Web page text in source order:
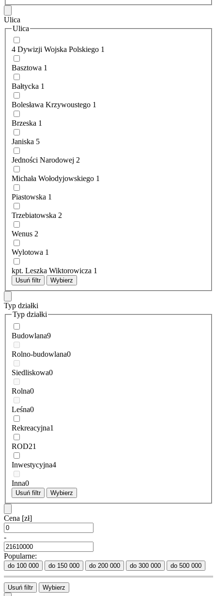
Ulica
Ulica
4 Dywizji Wojska Polskiego 1
Basztowa 1
Bałtycka 1
Bolesława Krzywoustego 1
Brzeska 1
Janiska 5
Jedności Narodowej 2
Michała Wołodyjowskiego 1
Piastowska 1
Trzebiatowska 2
Wenus 2
Wylotowa 1
kpt. Leszka Wiktorowicza 1
Usuń filtr Wybierz
Typ działki
Typ działki
Budowlana9
Rolno-budowlana0
Siedliskowa0
Rolna0
Leśna0
Rekreacyjna1
ROD21
Inwestycyjna4
Inna0
Usuń filtr Wybierz
Cena [zł]
-
Popularne:
do 100 000 do 150 000 do 200 000 do 300 000 do 500 000
Usuń filtr Wybierz